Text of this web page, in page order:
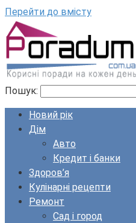
Перейти до вмісту
Пошук:
Новий рік
Дім
Авто
Кредит і банки
Здоров’я
Кулінарні рецепти
Ремонт
Сад і город